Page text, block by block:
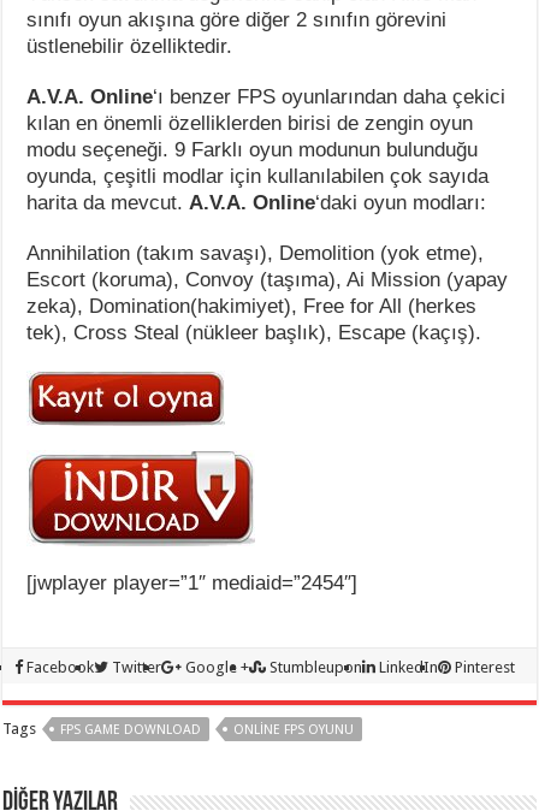
sınıfı oyun akışına göre diğer 2 sınıfın görevini
üstlenebilir özelliktedir.
A.V.A. Online‘ı benzer FPS oyunlarından daha çekici
kılan en önemli özelliklerden birisi de zengin oyun
modu seçeneği. 9 Farklı oyun modunun bulunduğu
oyunda, çeşitli modlar için kullanılabilen çok sayıda
harita da mevcut.A.V.A. Online‘daki oyun modları:
Annihilation (takım savaşı), Demolition (yok etme),
Escort (koruma), Convoy (taşıma), Ai Mission (yapay
zeka), Domination(hakimiyet), Free for All (herkes
tek), Cross Steal (nükleer başlık), Escape (kaçış).
[jwplayer player=”1″ mediaid=”2454″]
Facebook Twitter Google + Stumbleupon LinkedIn Pinterest
Tags FPS GAME DOWNLOAD ONLINE FPS OYUNU
DİĞER YAZILAR